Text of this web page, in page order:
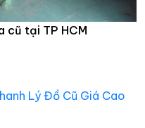
cũ tại TP HCM
Lý Đồ Cũ Giá Cao